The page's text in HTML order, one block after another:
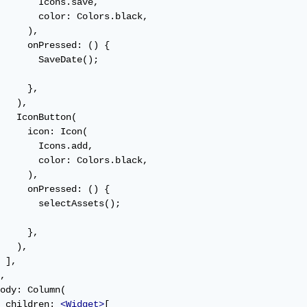
color: Colors.black,
),
onPressed: () {
SaveDate();
},
),
IconButton(
icon: Icon(
Icons.add,
color: Colors.black,
),
onPressed: () {
selectAssets();
},
),
],
Column(
children:
<Widget> [